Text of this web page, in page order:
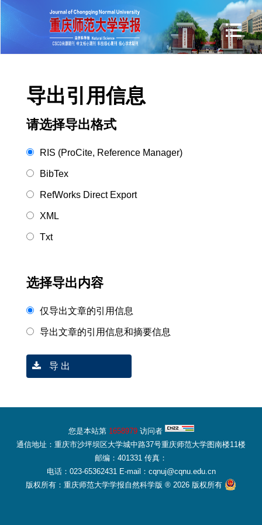
导出引用信息
请选择导出格式
RIS (ProCite, Reference Manager)
BibTex
RefWorks Direct Export
XML
Txt
选择导出内容
仅导出文章的引用信息
导出文章的引用信息和摘要信息
导 出
您是本站第 1658979访问者
通信地址：重庆市沙坪坝区大学城中路37号重庆师范大学图南楼11楼
邮编：401331 传真：
电话：023-65362431 E-mail：cqnuj@cqnu.edu.cn
版权所有：重庆师范大学学报自然科学版 ® 2026 版权所有